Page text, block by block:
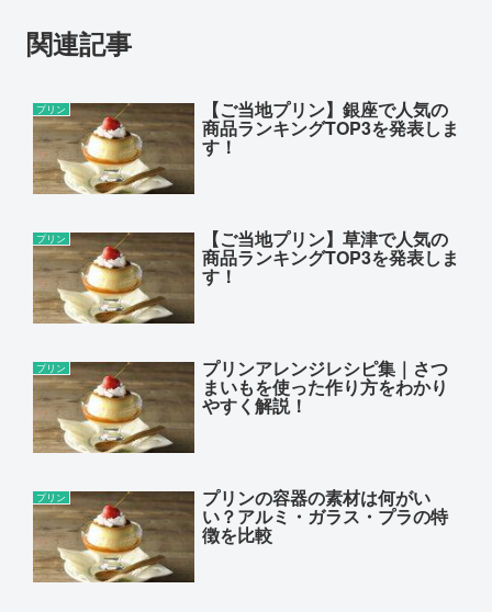
関連記事
プリン 【ご当地プリン】銀座で人気の
商品ランキングTOP3を発表しま
す！
プリン 【ご当地プリン】草津で人気の
商品ランキングTOP3を発表しま
す！
プリン プリンアレンジレシピ集｜さつ
まいもを使った作り方をわかり
やすく解説！
プリン プリンの容器の素材は何がい
い？アルミ・ガラス・プラの特
徴を比較